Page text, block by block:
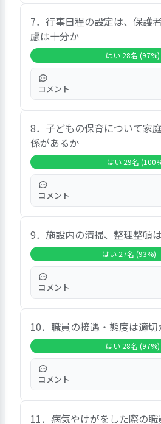
この項目では、28人が「は
の96.6％を占め、「どちら
3.4％、「いいえ」が0.0％
た。また、自由記入の結果
手を挟まないようクッショ
たるところに工夫を感じま
れました。
7．行事日程の設定は、保護
慮は十分か
はい 28名 (97%)
コメント
この項目では、28人が「は
の96.6％を占め、「どちら
3.4％、「いいえ」が0.0％
た。また、自由記入の結果
ュールが出るのでその予定
いますなどの声が聞かれま
8．子どもの保育について家
係があるか
はい 29名
コメント
この項目では、29人が「は
の100.0％を占め、全ての
でした。また、自由記入の
が気さくに話しかけてくだ
際などに相談しやすいなど
た。
9．施設内の清掃、整理整頓
はい 27名 (93%)
コメント
この項目では、27人が「は
の93.1％を占め、「どちら
3.4％、「いいえ」が0.0％
た。また、自由記入の結果
で、荷物もまとまっていま
れました。
10．職員の接遇・態度は適切
はい 28名 (97%)
コメント
この項目では、28人が「は
の96.6％を占め、「どちら
11．病気やけがをした際の